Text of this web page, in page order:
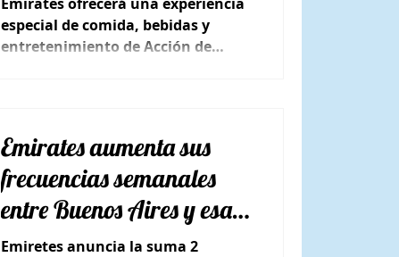
especial de comida, bebidas y
entretenimiento de Acción de
Emirates aumenta sus
frecuencias semanales
entre Buenos Aires y esa
ciudad
Emiretes anuncia la suma 2